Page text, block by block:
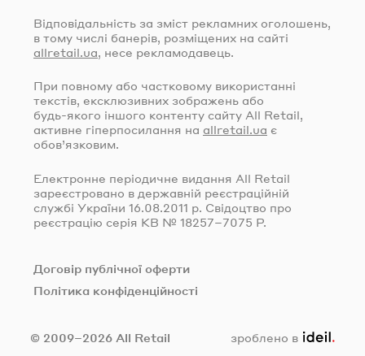
Відповідальність за зміст рекламних оголошень,
в тому числі банерів, розміщених на сайті
allretail.ua, несе рекламодавець.
При повному або частковому використанні
текстів, ексклюзивних зображень або
будь-якого іншого контенту сайту All Retail,
активне гіперпосилання на allretail.ua є
обов’язковим.
Електронне періодичне видання All Retail
зареєстровано в державній реєстраційній
службі України 16.08.2011 р. Свідоцтво про
реєстрацію серія КВ № 18257–7075 Р.
Договір публічної оферти
Політика конфіденційності
© 2009–2026 All Retail зроблено в ideil.